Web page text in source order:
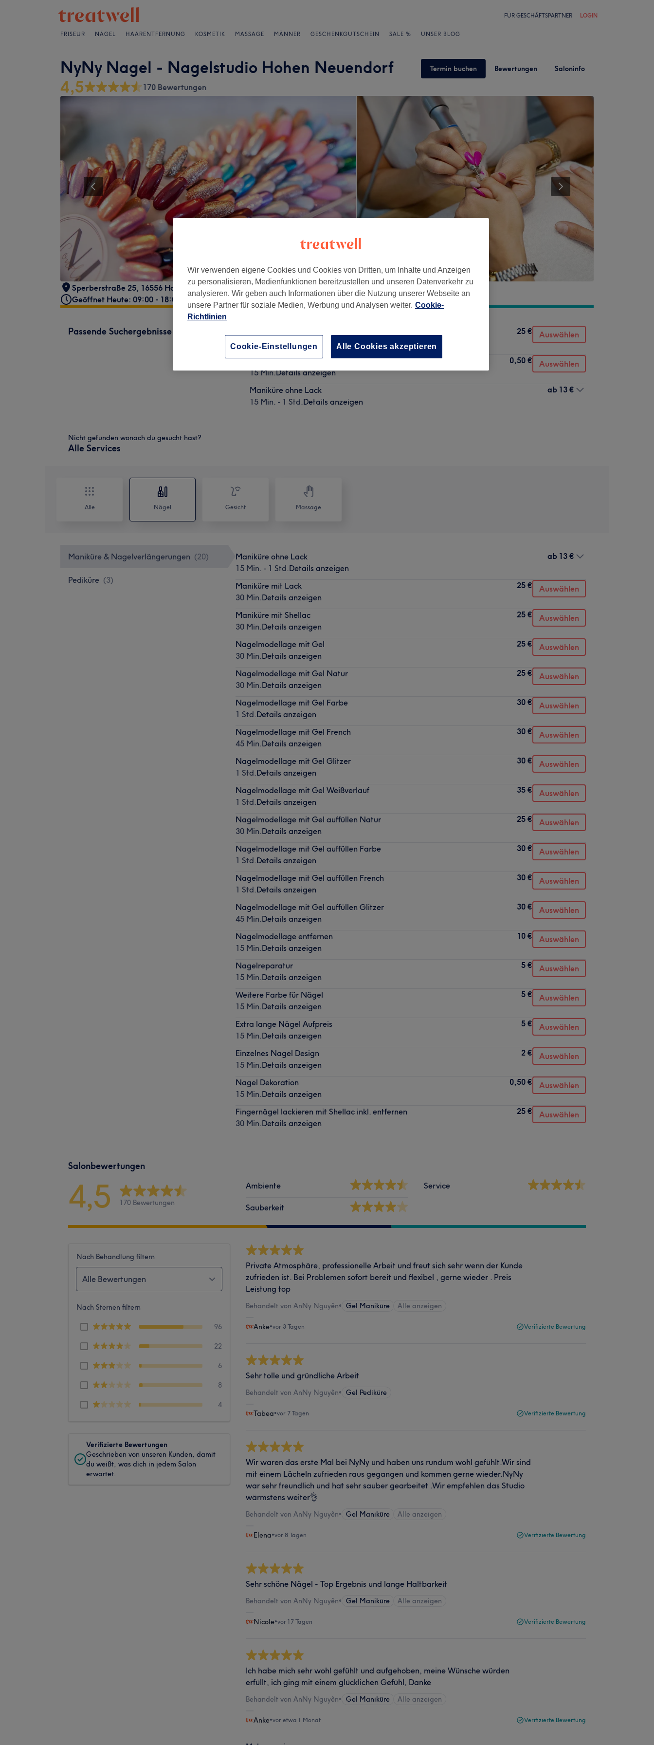
FÜR GESCHÄFTSPARTNER LOGIN
FRISEUR NÄGEL HAARENTFERNUNG KOSMETIK MASSAGE MÄNNER GESCHENKGUTSCHEIN SALE % UNSER BLOG
NyNy Nagel - Nagelstudio Hohen Neuendorf Termin buchen Bewertungen Saloninfo
4,5 170 Bewertungen
Sperberstraße 25, 16556 Hohen Neuendorf, Deutschland
Geöffnet Heute: 09:00 - 18:00
Passende Suchergebnisse
30 Min.Details anzeigen
25 € Auswählen
Nagel Dekoration
15 Min.Details anzeigen
0,50 € Auswählen
Maniküre ohne Lack
15 Min. - 1 Std.Details anzeigen
ab 13 €
Nicht gefunden wonach du gesucht hast?
Alle Services
Alle Nägel Gesicht Massage
Maniküre & Nagelverlängerungen (20)
Pediküre (3)
Maniküre ohne Lack
15 Min. - 1 Std.Details anzeigen
ab 13 €
Maniküre mit Lack
30 Min.Details anzeigen
25 € Auswählen
Maniküre mit Shellac
30 Min.Details anzeigen
25 € Auswählen
Nagelmodellage mit Gel
30 Min.Details anzeigen
25 € Auswählen
Nagelmodellage mit Gel Natur
30 Min.Details anzeigen
25 € Auswählen
Nagelmodellage mit Gel Farbe
1 Std.Details anzeigen
30 € Auswählen
Nagelmodellage mit Gel French
45 Min.Details anzeigen
30 € Auswählen
Nagelmodellage mit Gel Glitzer
1 Std.Details anzeigen
30 € Auswählen
Nagelmodellage mit Gel Weißverlauf
1 Std.Details anzeigen
35 € Auswählen
Nagelmodellage mit Gel auffüllen Natur
30 Min.Details anzeigen
25 € Auswählen
Nagelmodellage mit Gel auffüllen Farbe
1 Std.Details anzeigen
30 € Auswählen
Nagelmodellage mit Gel auffüllen French
1 Std.Details anzeigen
30 € Auswählen
Nagelmodellage mit Gel auffüllen Glitzer
45 Min.Details anzeigen
30 € Auswählen
Nagelmodellage entfernen
15 Min.Details anzeigen
10 € Auswählen
Nagelreparatur
15 Min.Details anzeigen
5 € Auswählen
Weitere Farbe für Nägel
15 Min.Details anzeigen
5 € Auswählen
Extra lange Nägel Aufpreis
15 Min.Details anzeigen
5 € Auswählen
Einzelnes Nagel Design
15 Min.Details anzeigen
2 € Auswählen
Nagel Dekoration
15 Min.Details anzeigen
0,50 € Auswählen
Fingernägel lackieren mit Shellac inkl. entfernen
30 Min.Details anzeigen
25 € Auswählen
Salonbewertungen
4,5 170 Bewertungen
Ambiente
Sauberkeit
Service
Nach Behandlung filtern
Alle Bewertungen
Nach Sternen filtern
96
22
6
8
4
Verifizierte Bewertungen
Geschrieben von unseren Kunden, damit
du weißt, was dich in jedem Salon
erwartet.
Private Atmosphäre, professionelle Arbeit und freut sich sehr wenn der Kunde
zufrieden ist. Bei Problemen sofort bereit und flexibel , gerne wieder . Preis
Leistung top
Behandelt von AnNy Nguyên• Gel Maniküre Alle anzeigen
Anke•vor 3 Tagen Verifizierte Bewertung
Sehr tolle und gründliche Arbeit
Behandelt von AnNy Nguyên• Gel Pediküre
Tabea•vor 7 Tagen Verifizierte Bewertung
Wir waren das erste Mal bei NyNy und haben uns rundum wohl gefühlt.Wir sind
mit einem Lächeln zufrieden raus gegangen und kommen gerne wieder.NyNy
war sehr freundlich und hat sehr sauber gearbeitet .Wir empfehlen das Studio
wärmstens weiter👌
Behandelt von AnNy Nguyên• Gel Maniküre Alle anzeigen
Elena•vor 8 Tagen Verifizierte Bewertung
Sehr schöne Nägel - Top Ergebnis und lange Haltbarkeit
Behandelt von AnNy Nguyên• Gel Maniküre Alle anzeigen
Nicole•vor 17 Tagen Verifizierte Bewertung
Ich habe mich sehr wohl gefühlt und aufgehoben, meine Wünsche würden
erfüllt, ich ging mit einem glücklichen Gefühl, Danke
Behandelt von AnNy Nguyên• Gel Maniküre Alle anzeigen
Anke•vor etwa 1 Monat Verifizierte Bewertung
Wir verwenden eigene Cookies und Cookies von Dritten, um Inhalte und Anzeigen
zu personalisieren, Medienfunktionen bereitzustellen und unseren Datenverkehr zu
analysieren. Wir geben auch Informationen über die Nutzung unserer Webseite an
unsere Partner für soziale Medien, Werbung und Analysen weiter. Cookie-
Richtlinien
Cookie-Einstellungen Alle Cookies akzeptieren